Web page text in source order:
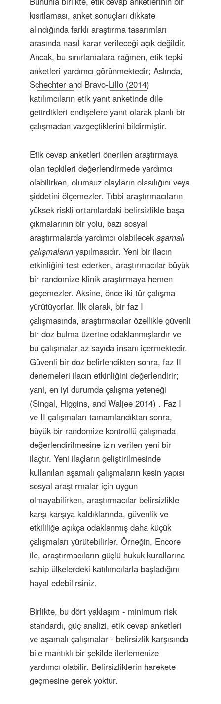
kısıtlaması, anket sonuçları dikkate
alındığında farklı araştırma tasarımları
arasında nasıl karar verileceği açık değildir.
Ancak, bu sınırlamalara rağmen, etik tepki
anketleri yardımcı görünmektedir; Aslında,
Schechter and Bravo-Lillo (2014)
katılımcıların etik yanıt anketinde dile
getirdikleri endişelere yanıt olarak planlı bir
çalışmadan vazgeçtiklerini bildirmiştir.
Etik cevap anketleri önerilen araştırmaya
olan tepkileri değerlendirmede yardımcı
olabilirken, olumsuz olayların olasılığını veya
şiddetini ölçemezler. Tıbbi araştırmacıların
yüksek riskli ortamlardaki belirsizlikle başa
çıkmalarının bir yolu, bazı sosyal
araştırmalarda yardımcı olabilecekaşamalı
çalışmaların yapılmasıdır. Yeni bir ilacın
etkinliğini test ederken, araştırmacılar büyük
bir randomize klinik araştırmaya hemen
geçemezler. Aksine, önce iki tür çalışma
yürütüyorlar. İlk olarak, bir faz I
çalışmasında, araştırmacılar özellikle güvenli
bir doz bulma üzerine odaklanmışlardır ve
bu çalışmalar az sayıda insanı içermektedir.
Güvenli bir doz belirlendikten sonra, faz II
denemeleri ilacın etkinliğini değerlendirir;
yani, en iyi durumda çalışma yeteneği
(Singal, Higgins, and Waljee 2014) . Faz I
ve II çalışmaları tamamlandıktan sonra,
büyük bir randomize kontrollü çalışmada
değerlendirilmesine izin verilen yeni bir
ilaçtır. Yeni ilaçların geliştirilmesinde
kullanılan aşamalı çalışmaların kesin yapısı
sosyal araştırmalar için uygun
olmayabilirken, araştırmacılar belirsizlikle
karşı karşıya kaldıklarında, güvenlik ve
etkililiğe açıkça odaklanmış daha küçük
çalışmaları yürütebilirler. Örneğin, Encore
ile, araştırmacıların güçlü hukuk kurallarına
sahip ülkelerdeki katılımcılarla başladığını
hayal edebilirsiniz.
Birlikte, bu dört yaklaşım - minimum risk
standardı, güç analizi, etik cevap anketleri
ve aşamalı çalışmalar - belirsizlik karşısında
bile mantıklı bir şekilde ilerlemenize
yardımcı olabilir. Belirsizliklerin harekete
geçmesine gerek yoktur.